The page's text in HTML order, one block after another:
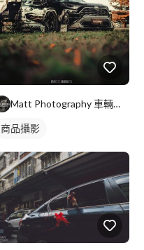
Matt Photography 車輛攝影
商品攝影